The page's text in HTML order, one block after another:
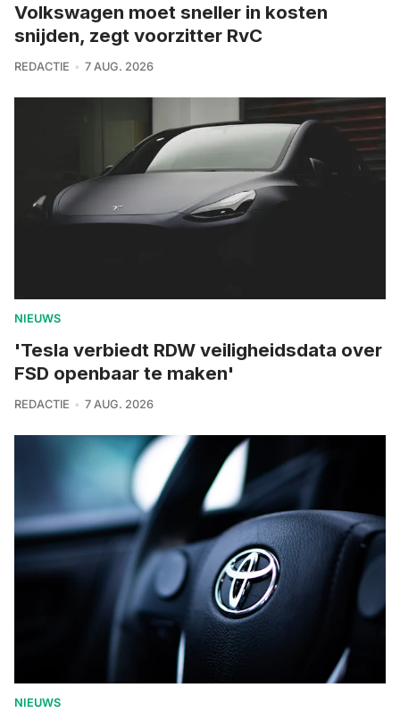
Volkswagen moet sneller in kosten
snijden, zegt voorzitter RvC
REDACTIE 7 AUG. 2026
NIEUWS
'Tesla verbiedt RDW veiligheidsdata over
FSD openbaar te maken'
REDACTIE 7 AUG. 2026
NIEUWS